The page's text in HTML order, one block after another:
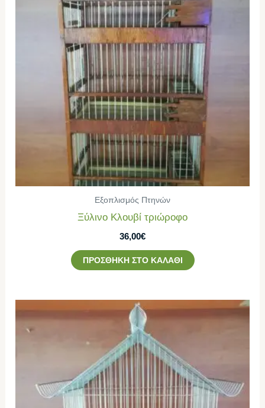
Εξοπλισμός Πτηνών
Ξύλινο Κλουβί τριώροφο
36,00€
ΠΡΟΣΘΉΚΗ ΣΤΟ ΚΑΛΆΘΙ